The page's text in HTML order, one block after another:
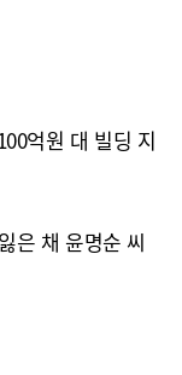
억원 대 빌딩 지
은 채 윤명순 씨